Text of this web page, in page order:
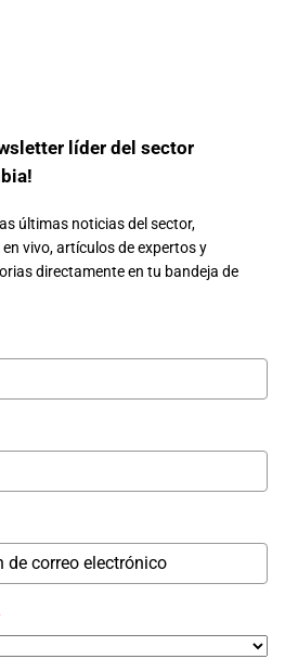
líder del sector
últimas noticias del sector,
vivo, artículos de expertos y
directamente en tu bandeja de